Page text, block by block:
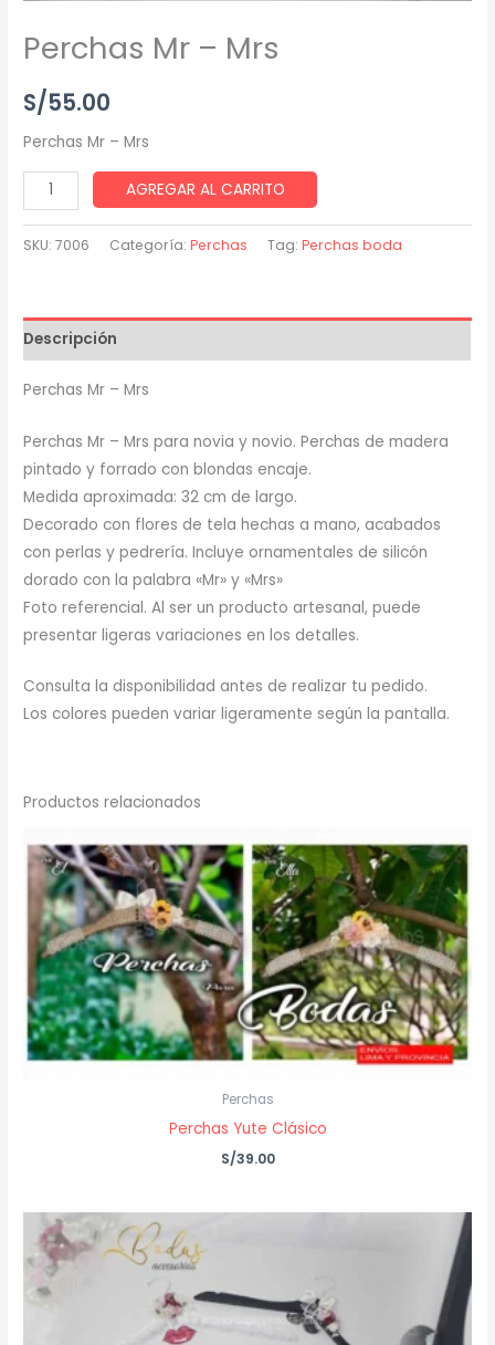
Perchas Mr – Mrs
S/55.00
Perchas Mr – Mrs
AGREGAR AL CARRITO
SKU:7006 Categoría:Perchas Tag:Perchas boda
Descripción
Perchas Mr – Mrs
Perchas Mr – Mrs para novia y novio. Perchas de madera
pintado y forrado con blondas encaje.
Medida aproximada: 32 cm de largo.
Decorado con flores de tela hechas a mano, acabados
con perlas y pedrería. Incluye ornamentales de silicón
dorado con la palabra «Mr» y «Mrs»
Foto referencial. Al ser un producto artesanal, puede
presentar ligeras variaciones en los detalles.
Consulta la disponibilidad antes de realizar tu pedido.
Los colores pueden variar ligeramente según la pantalla.
Productos relacionados
Perchas
Perchas Yute Clásico
S/39.00